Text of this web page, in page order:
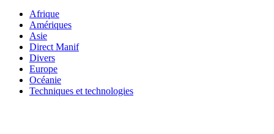
Afrique
Amériques
Asie
Direct Manif
Divers
Europe
Océanie
Techniques et technologies